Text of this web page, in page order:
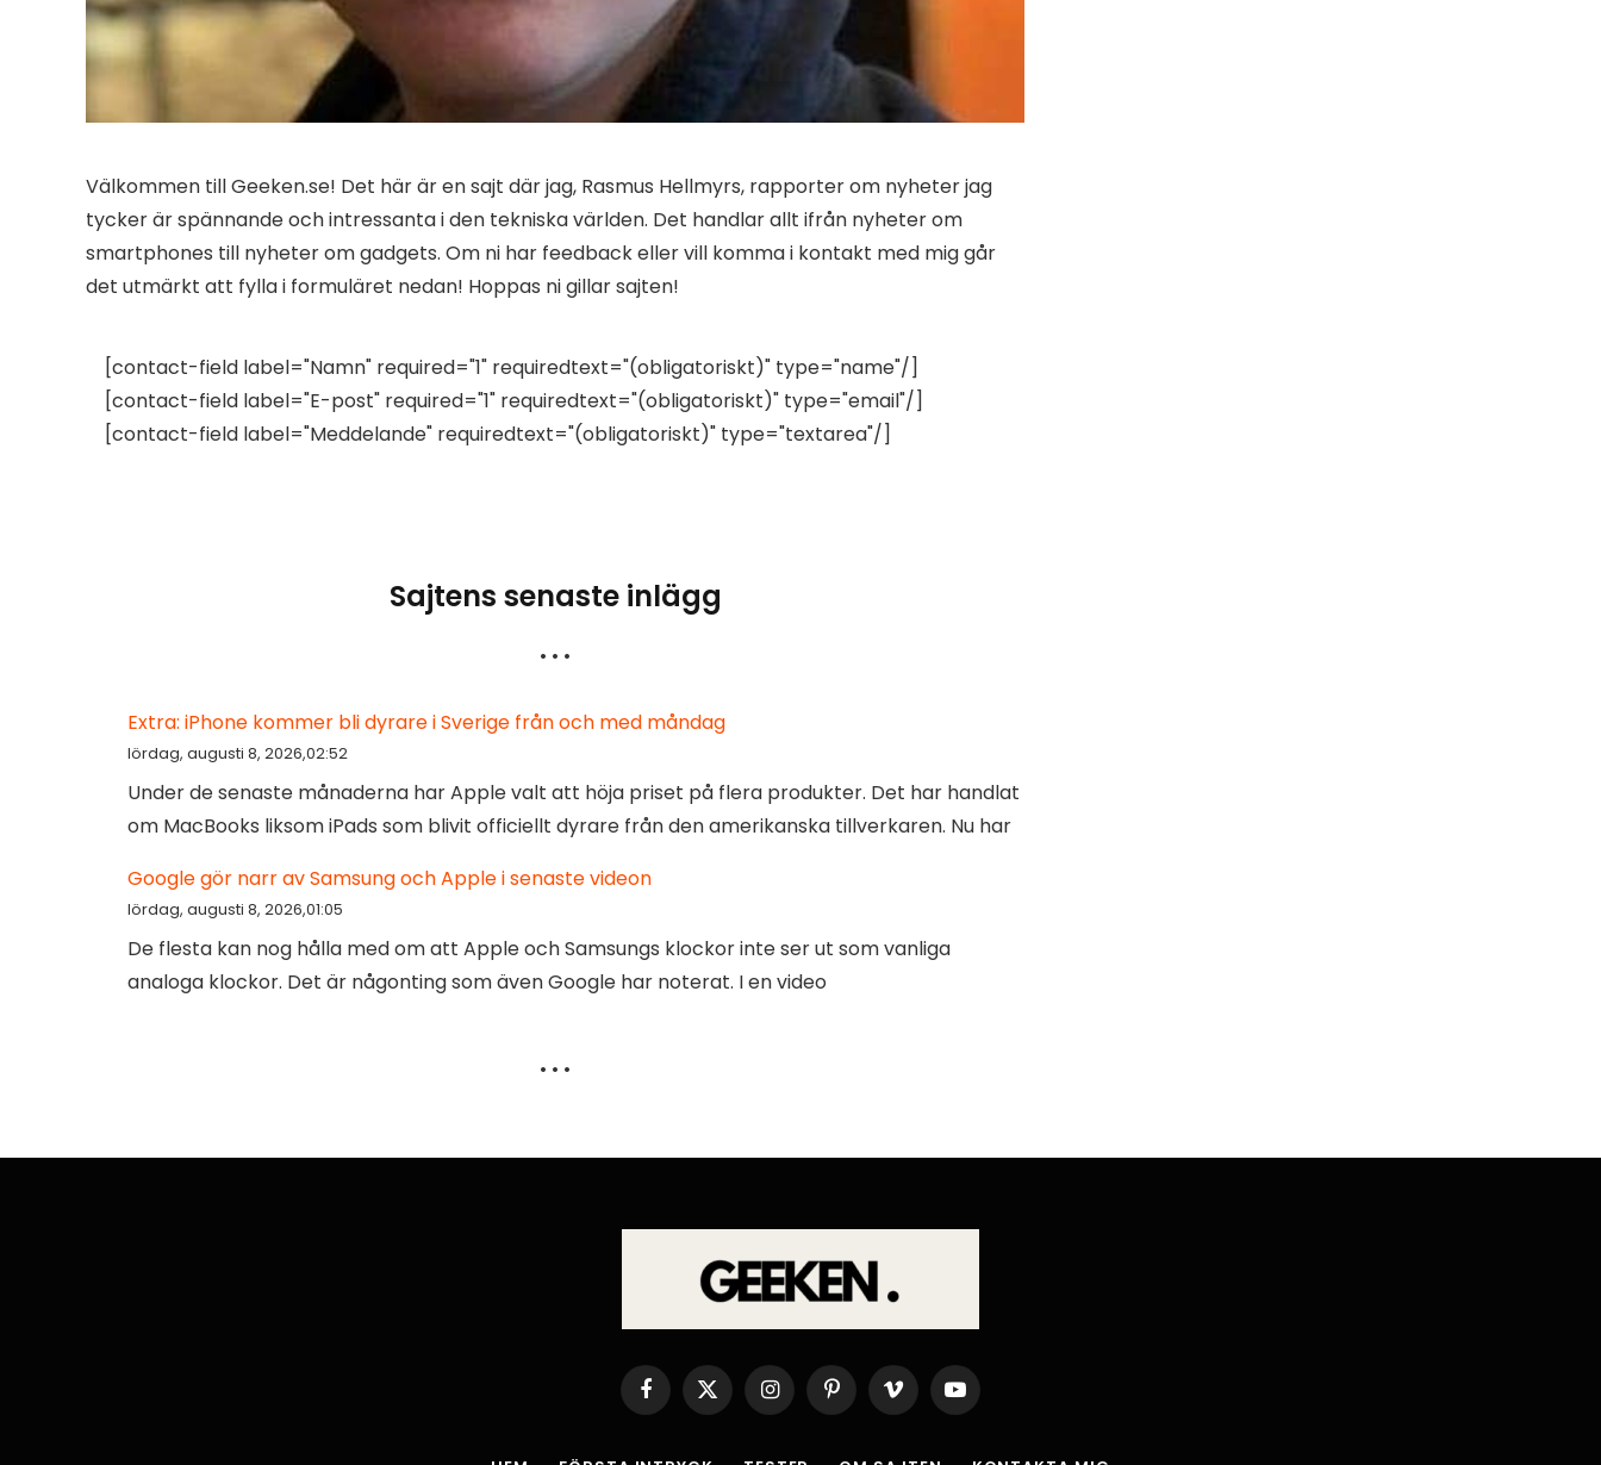
Välkommen till Geeken.se! Det här är en sajt där jag, Rasmus Hellmyrs, rapporter om nyheter jag
tycker är spännande och intressanta i den tekniska världen. Det handlar allt ifrån nyheter om
smartphones till nyheter om gadgets. Om ni har feedback eller vill komma i kontakt med mig går
det utmärkt att fylla i formuläret nedan! Hoppas ni gillar sajten!
[contact-field label="Namn" required="1" requiredtext="(obligatoriskt)" type="name"/]
[contact-field label="E-post" required="1" requiredtext="(obligatoriskt)" type="email"/]
[contact-field label="Meddelande" requiredtext="(obligatoriskt)" type="textarea"/]
Sajtens senaste inlägg
• • •
Extra: iPhone kommer bli dyrare i Sverige från och med måndag
lördag, augusti 8, 2026,02:52
Under de senaste månaderna har Apple valt att höja priset på flera produkter. Det har handlat
om MacBooks liksom iPads som blivit officiellt dyrare från den amerikanska tillverkaren. Nu har
Google gör narr av Samsung och Apple i senaste videon
lördag, augusti 8, 2026,01:05
De flesta kan nog hålla med om att Apple och Samsungs klockor inte ser ut som vanliga
analoga klockor. Det är någonting som även Google har noterat. I en video
• • •
Facebook
X
(Twitter)
InstagramPinterestVimeo YouTube